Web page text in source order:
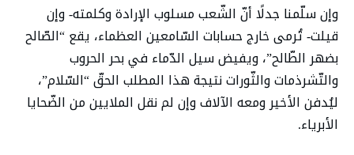
وإن سلّمنا جدلًا أنّ الشّعب مسلوب الإرادة وكلمته- وإن
قيلت- تُرمى خارج حسابات السّامعين العظماء، يقع “الصّالح
بضهر الطّالح”، ويفيض سيل الدّماء في بحر الحروب
والتّشرذمات والثّورات نتيجة هذا المطلب الحقّ “السّلام”،
ليُدفن الأخير ومعه الآلاف وإن لم نقل الملايين من الضّحايا
الأبرياء.